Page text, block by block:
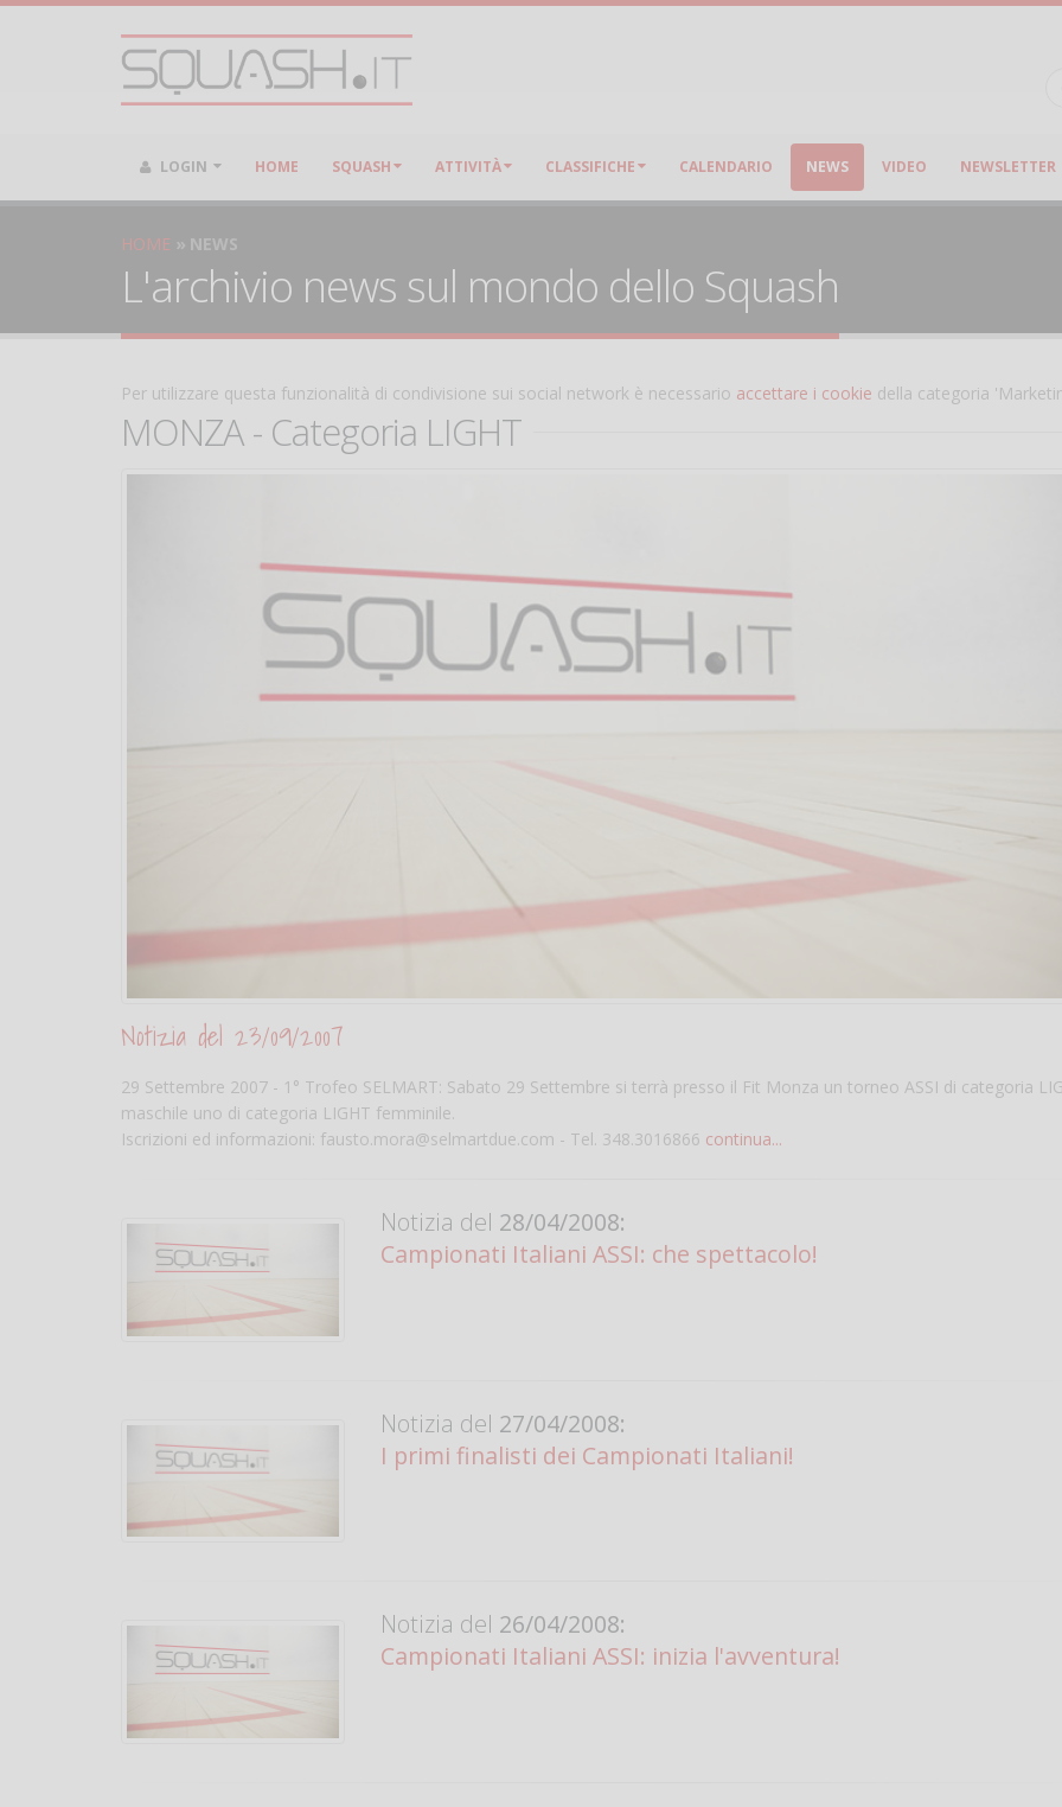
LOGIN HOME SQUASH ATTIVITÀ CLASSIFICHE CALENDARIO NEWS VIDEO NEWSLETTER
HOME NEWS
L'archivio news sul mondo dello Squash
Per utilizzare questa funzionalità di condivisione sui social network è necessario accettare i cookie della categoria
MONZA - Categoria LIGHT
Notizia del 23/09/2007
29 Settembre 2007 - 1° Trofeo SELMART: Sabato 29 Settembre si terrà presso il Fit Monza un torneo ASSI di categoria
maschile uno di categoria LIGHT femminile.
Iscrizioni ed informazioni: fausto.mora@selmartdue.com - Tel. 348.3016866 continua...
Notizia del 28/04/2008:
Campionati Italiani ASSI: che spettacolo!
Notizia del 27/04/2008:
I primi finalisti dei Campionati Italiani!
Notizia del 26/04/2008:
Campionati Italiani ASSI: inizia l'avventura!